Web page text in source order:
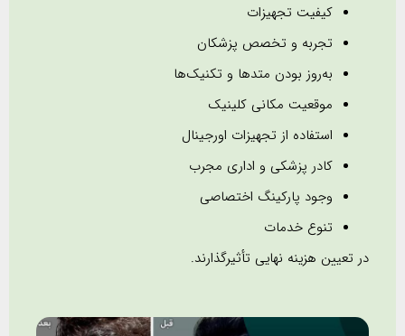
کیفیت تجهیزات
تجربه و تخصص پزشکان
به‌روز بودن متدها و تکنیک‌ها
موقعیت مکانی کلینیک
استفاده از تجهیزات اورجینال
کادر پزشکی و اداری مجرب
وجود پارکینگ اختصاصی
تنوع خدمات
در تعیین هزینه نهایی تأثیرگذارند.